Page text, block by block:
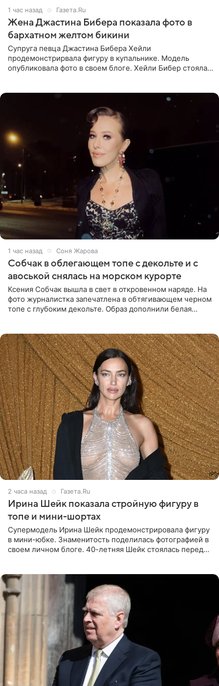
1 час назад Газета.Ru
Жена Джастина Бибера показала фото в
бархатном желтом бикини
Супруга певца Джастина Бибера Хейли
продемонстрирвала фигуру в купальнике. Модель
опубликовала фото в своем блоге. Хейли Бибер стояла
1 час назад Соня Жарова
Собчак в облегающем топе с декольте и с
авоськой снялась на морском курорте
Ксения Собчак вышла в свет в откровенном наряде. На
фото журналистка запечатлена в обтягивающем черном
топе с глубоким декольте. Образ дополнили белая
2 часа назад Газета.Ru
Ирина Шейк показала стройную фигуру в
топе и мини-шортах
Супермодель Ирина Шейк продемонстрировала фигуру
в мини-юбке. Знаменитость поделилась фотографией в
своем личном блоге. 40-летняя Шейк стоялась перед